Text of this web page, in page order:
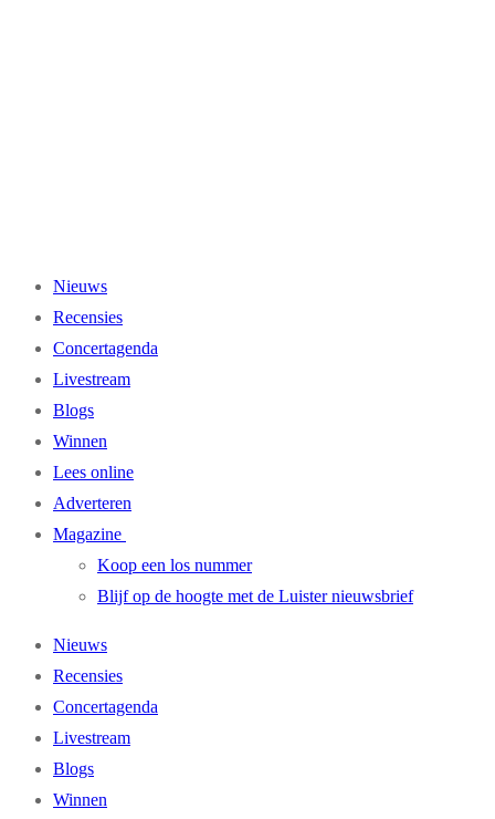
Nieuws
Recensies
Concertagenda
Livestream
Blogs
Winnen
Lees online
Adverteren
Magazine
Koop een los nummer
Blijf op de hoogte met de Luister nieuwsbrief
Nieuws
Recensies
Concertagenda
Livestream
Blogs
Winnen